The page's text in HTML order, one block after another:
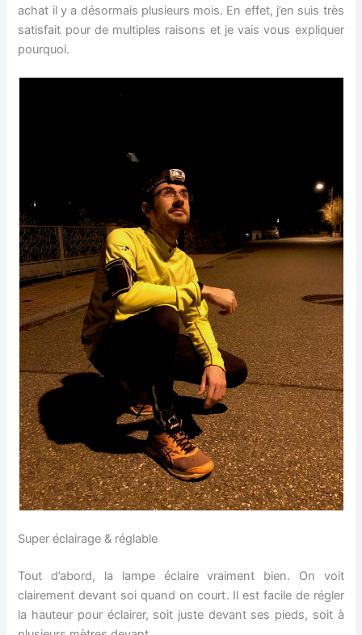
achat il y a désormais plusieurs mois. En effet, j’en suis très
satisfait pour de multiples raisons et je vais vous expliquer
pourquoi.
Super éclairage & réglable
Tout d’abord, la lampe éclaire vraiment bien. On voit
clairement devant soi quand on court. Il est facile de régler
la hauteur pour éclairer, soit juste devant ses pieds, soit à